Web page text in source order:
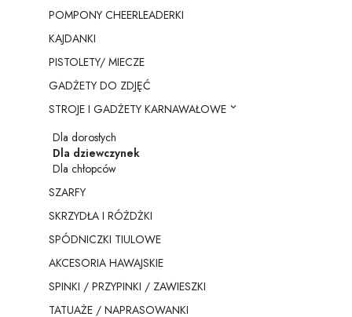
POMPONY CHEERLEADERKI
KAJDANKI
PISTOLETY/ MIECZE
GADŻETY DO ZDJĘĆ
STROJE I GADŻETY KARNAWAŁOWE 
Dla dorosłych
Dla dziewczynek
Dla chłopców
SZARFY
SKRZYDŁA I RÓŻDŻKI
SPÓDNICZKI TIULOWE
AKCESORIA HAWAJSKIE
SPINKI / PRZYPINKI / ZAWIESZKI
TATUAŻE / NAPRASOWANKI